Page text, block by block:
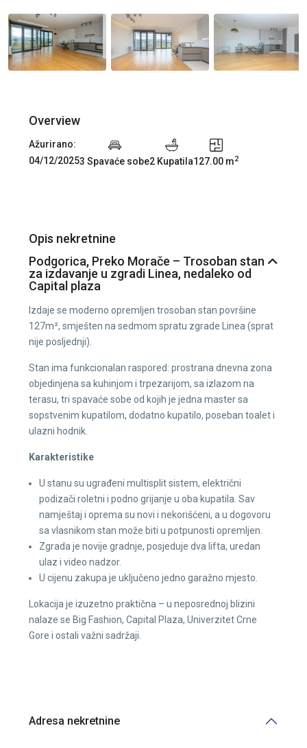
Overview
Ažurirano:
04/12/20253 Spavaće sobe2 Kupatila127.00 m2
Opis nekretnine
Podgorica, Preko Morače – Trosoban stan
za izdavanje u zgradi Linea, nedaleko od
Capital plaza
Izdaje se moderno opremljen trosoban stan površine
127m², smješten na sedmom spratu zgrade Linea (sprat
nije posljednji).
Stan ima funkcionalan raspored: prostrana dnevna zona
objedinjena sa kuhinjom i trpezarijom, sa izlazom na
terasu, tri spavaće sobe od kojih je jedna master sa
sopstvenim kupatilom, dodatno kupatilo, poseban toalet i
ulazni hodnik.
Karakteristike
U stanu su ugrađeni multisplit sistem, električni
podizači roletni i podno grijanje u oba kupatila. Sav
namještaj i oprema su novi i nekorišćeni, a u dogovoru
sa vlasnikom stan može biti u potpunosti opremljen.
Zgrada je novije gradnje, posjeduje dva lifta, uredan
ulaz i video nadzor.
U cijenu zakupa je uključeno jedno garažno mjesto.
Lokacija je izuzetno praktična – u neposrednoj blizini
nalaze se Big Fashion, Capital Plaza, Univerzitet Crne
Gore i ostali važni sadržaji.
Adresa nekretnine